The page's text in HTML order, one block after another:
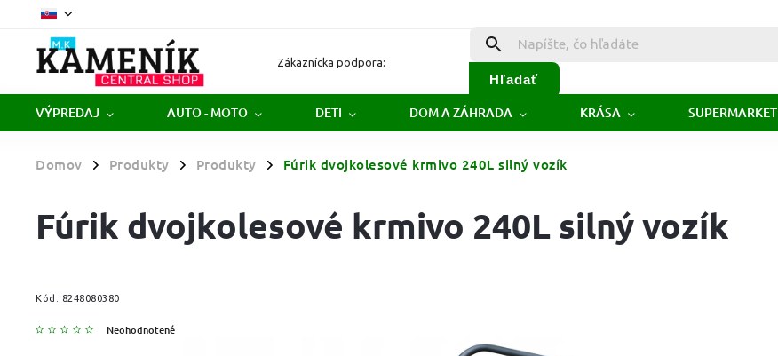
Zákaznícka podpora:
Hľadať
VÝPREDAJ AUTO - MOTO DETI DOM A ZÁHRADA KRÁSA SUPERMARKET
Domov / Produkty / Produkty / Fúrik dvojkolesové krmivo 240L silný vozík
Fúrik dvojkolesové krmivo 240L silný vozík
Kód: 8248080380
Neohodnotené